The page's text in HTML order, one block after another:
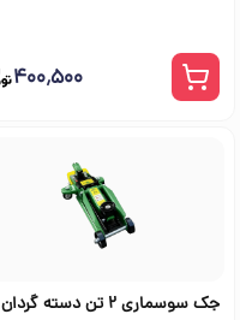
۴۰۰٬۵۰۰
جک سوسماری ۲ تن دسته گردان